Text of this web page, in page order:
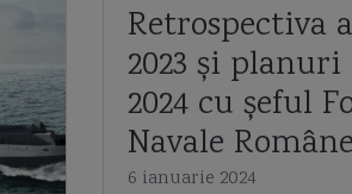
Retrospectiva
2023 și
2024 cu șeful
Navale Române
6 ianuarie 2024